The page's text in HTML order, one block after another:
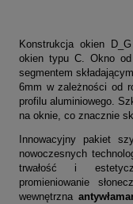
Konstrukcja okien
okien typu C. Okno
segmentem
6mm w zależności od
profilu aluminiowego.
na oknie, co znacznie
Innowacyjny pakiet
nowoczesnych
trwałość i
promieniowanie
wewnętrzna